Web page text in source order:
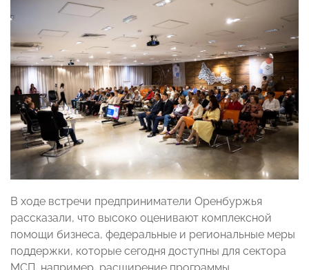
В ходе встречи предприниматели Оренбуржья
рассказали, что высоко оценивают комплексной
помощи бизнеса, федеральные и региональные меры
поддержки, которые сегодня доступны для сектора
МСП, например, расширение программы